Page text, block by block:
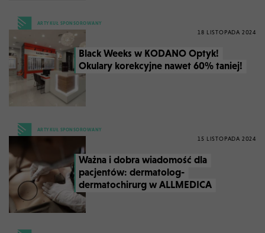
ARTYKUŁ SPONSOROWANY
18 LISTOPADA 2024
Black Weeks w KODANO Optyk!
Okulary korekcyjne nawet 60% taniej!
ARTYKUŁ SPONSOROWANY
15 LISTOPADA 2024
Ważna i dobra wiadomość dla
pacjentów: dermatolog-
dermatochirurg w ALLMEDICA